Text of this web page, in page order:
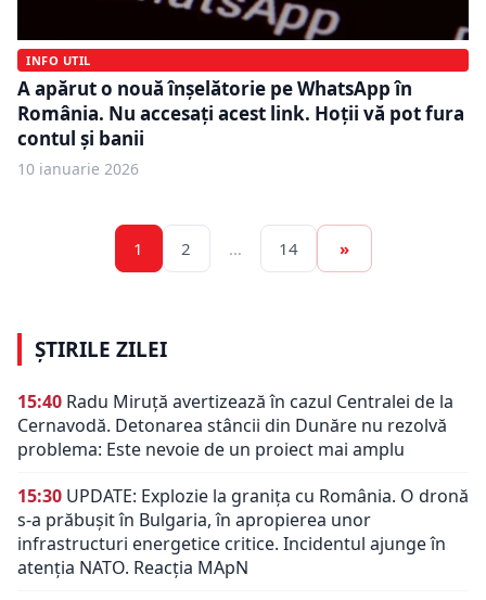
INFO UTIL
A apărut o nouă înşelătorie pe WhatsApp în
România. Nu accesați acest link. Hoții vă pot fura
contul și banii
10 ianuarie 2026
1 2 … 14 »
ȘTIRILE ZILEI
15:40 Radu Miruță avertizează în cazul Centralei de la
Cernavodă. Detonarea stâncii din Dunăre nu rezolvă
problema: Este nevoie de un proiect mai amplu
15:30 UPDATE: Explozie la granița cu România. O dronă
s-a prăbușit în Bulgaria, în apropierea unor
infrastructuri energetice critice. Incidentul ajunge în
atenția NATO. Reacția MApN